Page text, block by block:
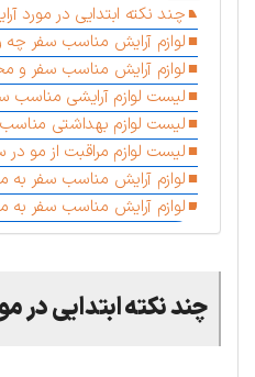
چند نکته ابتدایی در مورد
لوازم آرایش مناسب سفر چه
لوازم آرایش مناسب سفر و
لیست لوازم آرایشی مناسب
لیست لوازم بهداشتی
لیست لوازم مراقبت از مو در
لوازم آرایش مناسب سفر
لوازم آرایش مناسب سفر به
چند نکته ابتدایی در